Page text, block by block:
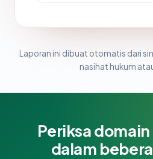
Laporan ini dibuat otomatis dari
nasihat hukum
Periksa
dalam